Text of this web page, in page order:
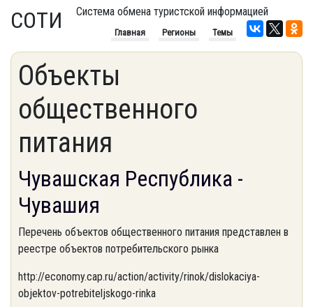
СОТИ Система обмена туристской информацией
Главная Регионы Темы
Объекты
общественного
питания
Чувашская Республика -
Чувашия
Перечень объектов общественного питания представлен в
реестре объектов потребительского рынка
http://economy.cap.ru/action/activity/rinok/dislokaciya-
objektov-potrebiteljskogo-rinka